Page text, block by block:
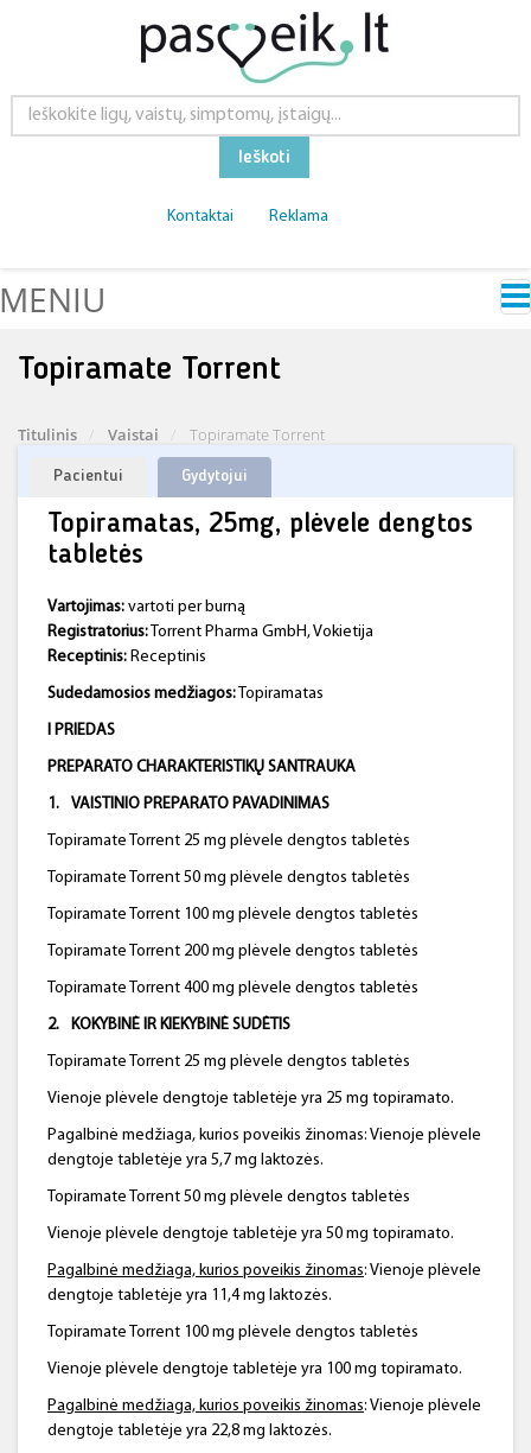
Ieškoti
Kontaktai Reklama
MENIU
Topiramate Torrent
Titulinis Vaistai Topiramate Torrent
Pacientui Gydytojui
Topiramatas, 25mg, plėvele dengtos
tabletės
Vartojimas: vartoti per burną
Registratorius: Torrent Pharma GmbH, Vokietija
Receptinis: Receptinis
Sudedamosios medžiagos: Topiramatas
I PRIEDAS
PREPARATO CHARAKTERISTIKŲ SANTRAUKA
1. VAISTINIO PREPARATO PAVADINIMAS
Topiramate Torrent 25 mg plėvele dengtos tabletės
Topiramate Torrent 50 mg plėvele dengtos tabletės
Topiramate Torrent 100 mg plėvele dengtos tabletės
Topiramate Torrent 200 mg plėvele dengtos tabletės
Topiramate Torrent 400 mg plėvele dengtos tabletės
2. KOKYBINĖ IR KIEKYBINĖ SUDĖTIS
Topiramate Torrent 25 mg plėvele dengtos tabletės
Vienoje plėvele dengtoje tabletėje yra 25 mg topiramato.
Pagalbinė medžiaga, kurios poveikis žinomas: Vienoje plėvele
dengtoje tabletėje yra 5,7 mg laktozės.
Topiramate Torrent 50 mg plėvele dengtos tabletės
Vienoje plėvele dengtoje tabletėje yra 50 mg topiramato.
Pagalbinė medžiaga, kurios poveikis žinomas: Vienoje plėvele
dengtoje tabletėje yra 11,4 mg laktozės.
Topiramate Torrent 100 mg plėvele dengtos tabletės
Vienoje plėvele dengtoje tabletėje yra 100 mg topiramato.
Pagalbinė medžiaga, kurios poveikis žinomas: Vienoje plėvele
dengtoje tabletėje yra 22,8 mg laktozės.